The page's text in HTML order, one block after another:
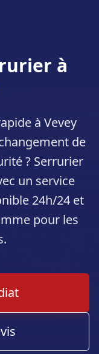
à
à Vevey
de
? Serrurier
un service
24h/24 et
pour les